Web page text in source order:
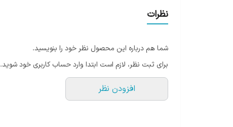
نظرات
شما هم درباره این محصول نظر خود را بنویسید.
برای ثبت نظر، لازم است ابتدا وارد حساب کاربری خود شوید.
افزودن نظر